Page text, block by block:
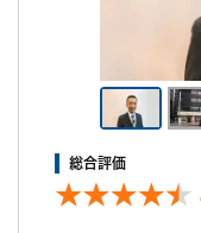
総合評価